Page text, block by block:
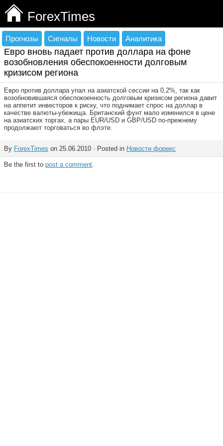
ForexTimes
Прогнозы Сигналы Новости Аналитика
Евро вновь падает против доллара на фоне
возобновления обеспокоенности долговым
кризисом региона
Евро против доллара упал на азиатской сессии на 0,2%, так как
возобновившаяся обеспокоенность долговым кризисом региона давит
на аппетит инвесторов к риску, что поднимает спрос на доллар в
качестве валюты-убежища. Британский фунт мало изменился в цене
на азиатских торгах, а пары EUR/USD и GBP/USD по-прежнему
продолжают торговаться во флэте.
By ForexTimes on 25.06.2010 · Posted in Новости форекс
Be the first to post a comment.